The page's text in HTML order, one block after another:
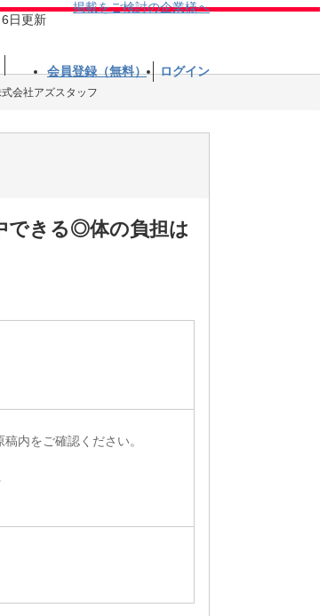
日更新
掲載をご検討の企業様へ
会員登録（無料） ログイン
会社アズスタッフ
できる◎体の負担は
内をご確認ください。